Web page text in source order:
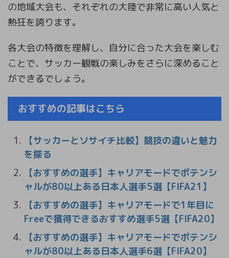
の地域大会も、それぞれの大陸で非常に高い人気と
熱狂を誇ります。
各大会の特徴を理解し、自分に合った大会を楽しむ
ことで、サッカー観戦の楽しみをさらに深めること
ができるでしょう。
おすすめの記事はこちら
【サッカーとソサイチ比較】競技の違いと魅力
を探る
【おすすめの選手】キャリアモードでポテンシ
ャルが80以上ある日本人選手5選【FIFA21】
【おすすめの選手】キャリアモードで1年目に
Freeで獲得できるおすすめ選手5選【FIFA20】
【おすすめの選手】キャリアモードでポテンシ
ャルが80以上ある日本人選手6選【FIFA20】